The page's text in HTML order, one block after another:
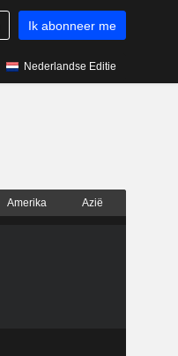
Ik abonneer me
Nederlandse Editie
Amerika Azië